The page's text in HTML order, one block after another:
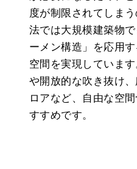
度が制限されてしま
法では大規模建築物
ーメン構造」を応用
空間を実現していま
や開放的な吹き抜け
ロアなど、自由な空
すすめです。